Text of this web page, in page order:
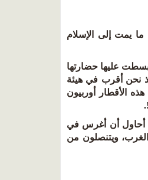
ما يمت إلى الإسلام
مصر نحو ألف عام، وبسطت عليها حضارتها
إذ نحن أقرب في هيئة
الأقطار أوربيون
أحاول أن أغرس في
ويتنصلون من